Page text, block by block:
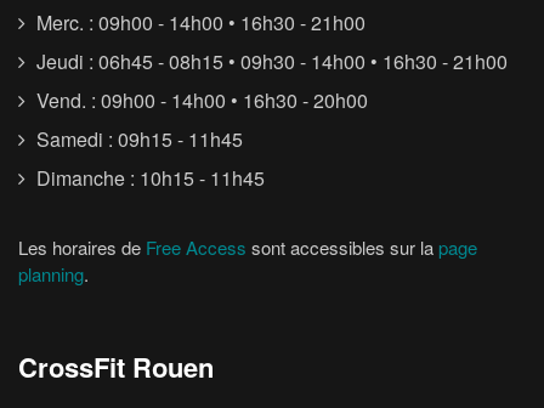
Merc. : 09h00 - 14h00 • 16h30 - 21h00
Jeudi : 06h45 - 08h15 • 09h30 - 14h00 • 16h30 - 21h00
Vend. : 09h00 - 14h00 • 16h30 - 20h00
Samedi : 09h15 - 11h45
Dimanche : 10h15 - 11h45
Les horaires de Free Access sont accessibles sur la page
planning.
CrossFit Rouen